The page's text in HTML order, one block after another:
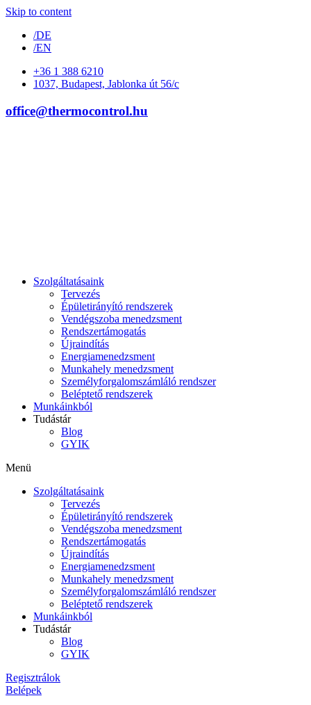
Skip to content
/DE
/EN
+36 1 388 6210
1037, Budapest, Jablonka út 56/c
office@thermocontrol.hu
Szolgáltatásaink
Tervezés
Épületirányító rendszerek
Vendégszoba menedzsment
Rendszertámogatás
Újraindítás
Energiamenedzsment
Munkahely menedzsment
Személyforgalomszámláló rendszer
Beléptető rendszerek
Munkáinkból
Tudástár
Blog
GYIK
Menü
Szolgáltatásaink
Tervezés
Épületirányító rendszerek
Vendégszoba menedzsment
Rendszertámogatás
Újraindítás
Energiamenedzsment
Munkahely menedzsment
Személyforgalomszámláló rendszer
Beléptető rendszerek
Munkáinkból
Tudástár
Blog
GYIK
Regisztrálok
Belépek